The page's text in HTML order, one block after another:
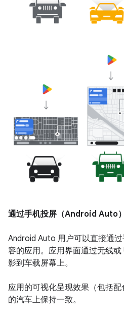
通过手机投屏（Android Auto）
Android Auto 用户可以直接通
容的应用。应用界面通过无线或
影到车载屏幕上。
应用的可视化呈现效果（包括
的汽车上保持一致。